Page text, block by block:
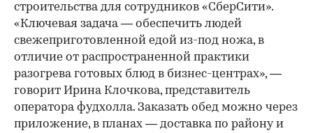
строительства для сотрудников «СберСити».
«Ключевая задача — обеспечить людей
свежеприготовленной едой из-под ножа, в
отличие от распространенной практики
разогрева готовых блюд в бизнес-центрах», —
говорит Ирина Клочкова, представитель
оператора фудхолла. Заказать обед можно через
приложение, в планах — доставка по району и